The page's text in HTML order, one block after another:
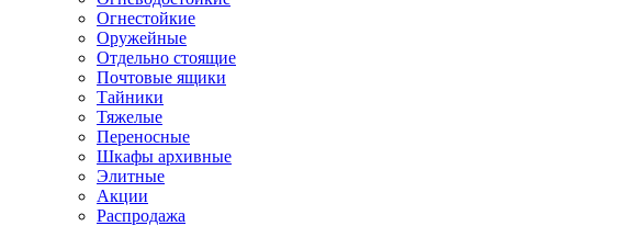
Огнестойкие
Оружейные
Отдельно стоящие
Почтовые ящики
Тайники
Тяжелые
Переносные
Шкафы архивные
Элитные
Акции
Распродажа